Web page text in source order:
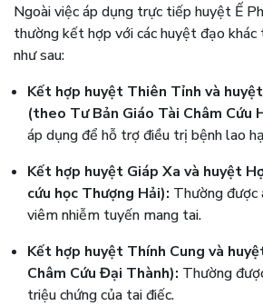
Ngoài việc áp dụng trực tiếp huyệt Ế
thường kết hợp với các huyệt đạo
như sau:
Kết hợp huyệt Thiên Tỉnh và
(theo Tư Bản Giáo Tài Châm Cứu
áp dụng để hỗ trợ điều trị bệnh lao
Kết hợp huyệt Giáp Xa và huyệt
cứu học Thượng Hải): Thường được
viêm nhiễm tuyến mang tai.
Kết hợp huyệt Thính Cung và
Châm Cứu Đại Thành): Thường
triệu chứng của tai điếc.